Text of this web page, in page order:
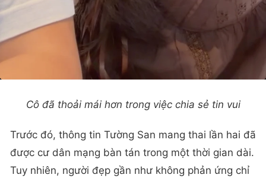
Cô đã thoải mái hơn trong việc chia sẻ tin vui
Trước đó, thông tin Tường San mang thai lần hai đã
được cư dân mạng bàn tán trong một thời gian dài.
Tuy nhiên, người đẹp gần như không phản ứng chỉ